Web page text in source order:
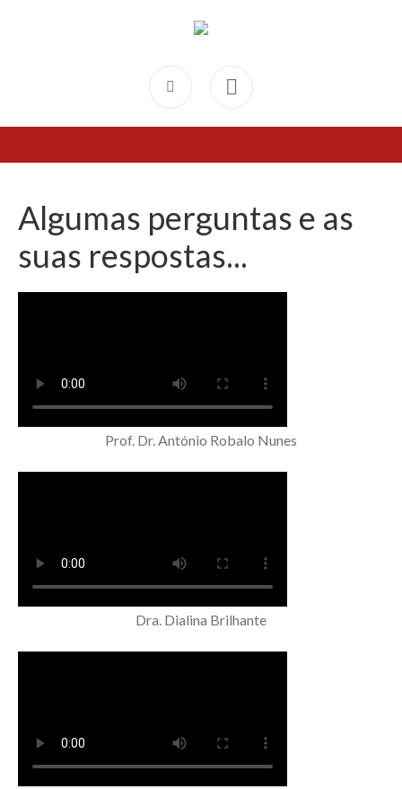
Algumas perguntas e as
suas respostas...
Prof. Dr. António Robalo Nunes
Dra. Dialina Brilhante